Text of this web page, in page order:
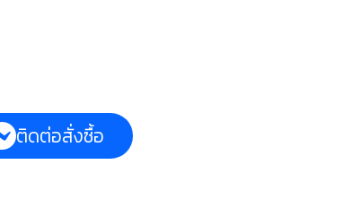
ติดต่อสั่งซื้อ